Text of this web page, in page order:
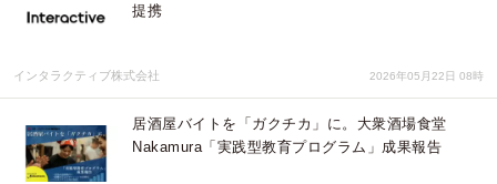
提携
インタラクティブ株式会社 2026年05月22日 08時
居酒屋バイトを「ガクチカ」に。大衆酒場食堂
Nakamura「実践型教育プログラム」成果報告